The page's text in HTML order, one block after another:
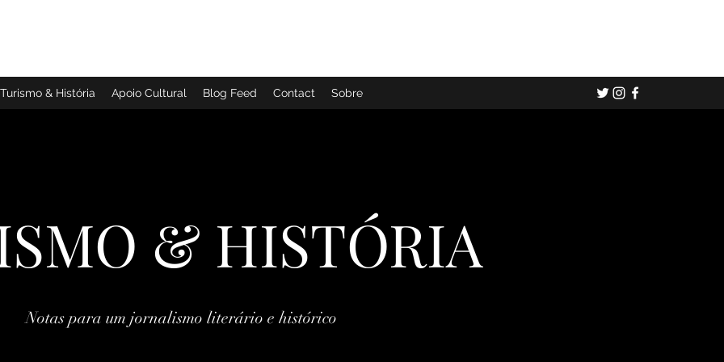
Turismo & História Apoio Cultural Blog Feed Contact Sobre
& HISTÓRIA
Notas para um jornalismo literário e histórico